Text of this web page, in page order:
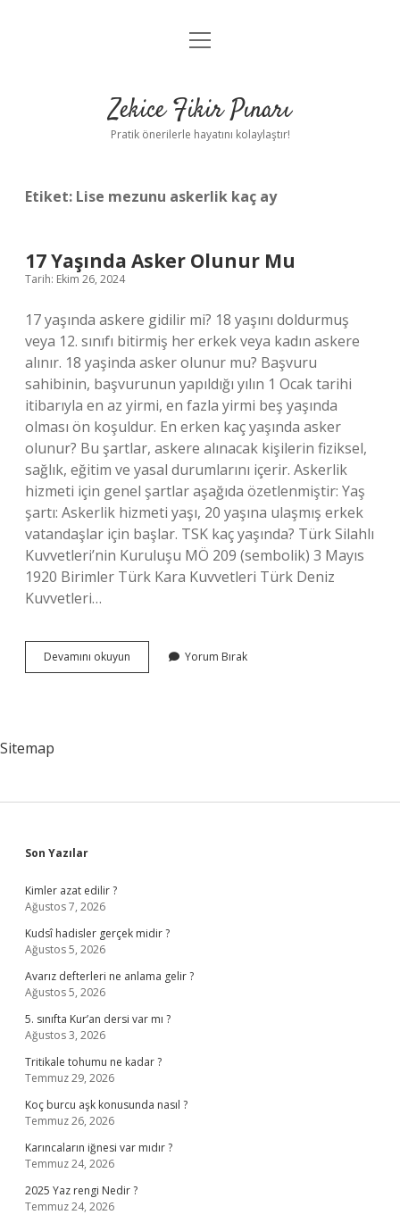
Anasayfa
Yasal Uyarı
menüyü
Zekice Fikir Pınarı
Pratik önerilerle hayatını kolaylaştır!
Etiket: Lise mezunu askerlik kaç ay
17 Yaşında Asker Olunur Mu
Tarih: Ekim 26, 2024
17 yaşında askere gidilir mi? 18 yaşını doldurmuş
veya 12. sınıfı bitirmiş her erkek veya kadın askere
alınır. 18 yaşinda asker olunur mu? Başvuru
sahibinin, başvurunun yapıldığı yılın 1 Ocak tarihi
itibarıyla en az yirmi, en fazla yirmi beş yaşında
olması ön koşuldur. En erken kaç yaşında asker
olunur? Bu şartlar, askere alınacak kişilerin fiziksel,
sağlık, eğitim ve yasal durumlarını içerir. Askerlik
hizmeti için genel şartlar aşağıda özetlenmiştir: Yaş
şartı: Askerlik hizmeti yaşı, 20 yaşına ulaşmış erkek
vatandaşlar için başlar. TSK kaç yaşında? Türk Silahlı
Kuvvetleri’nin Kuruluşu MÖ 209 (sembolik) 3 Mayıs
1920 Birimler Türk Kara Kuvvetleri Türk Deniz
Kuvvetleri…
Devamını okuyun
Yaşında
Yorum Bırak
Sitemap
Sidebar
Son Yazılar
Kimler azat edilir ?
Ağustos 7, 2026
Kudsî hadisler gerçek midir ?
Ağustos 5, 2026
Avarız defterleri ne anlama gelir ?
Ağustos 5, 2026
5. sınıfta Kur’an dersi var mı ?
Ağustos 3, 2026
Tritikale tohumu ne kadar ?
Temmuz 29, 2026
Koç burcu aşk konusunda nasıl ?
Temmuz 26, 2026
Karıncaların iğnesi var mıdır ?
Temmuz 24, 2026
2025 Yaz rengi Nedir ?
Temmuz 24, 2026